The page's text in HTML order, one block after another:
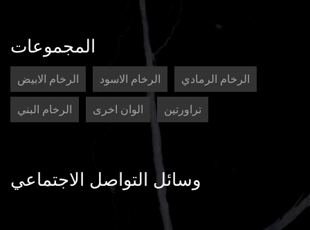
المجموعات
الرخام الابيض الرخام الاسود الرخام الرمادي
الرخام البني الوان اخرى تراورتين
وسائل التواصل الاجتماعي